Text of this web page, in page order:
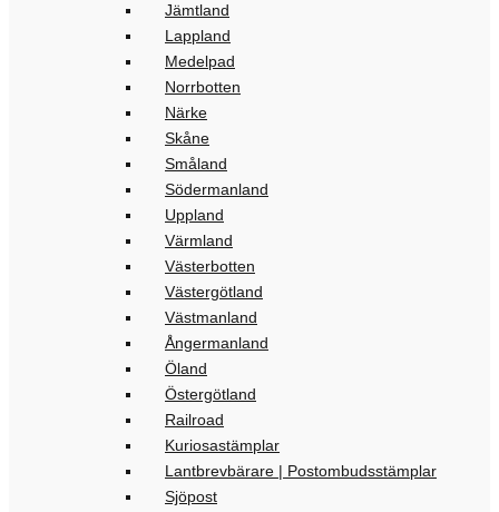
Jämtland
Lappland
Medelpad
Norrbotten
Närke
Skåne
Småland
Södermanland
Uppland
Värmland
Västerbotten
Västergötland
Västmanland
Ångermanland
Öland
Östergötland
Railroad
Kuriosastämplar
Lantbrevbärare | Postombudsstämplar
Sjöpost